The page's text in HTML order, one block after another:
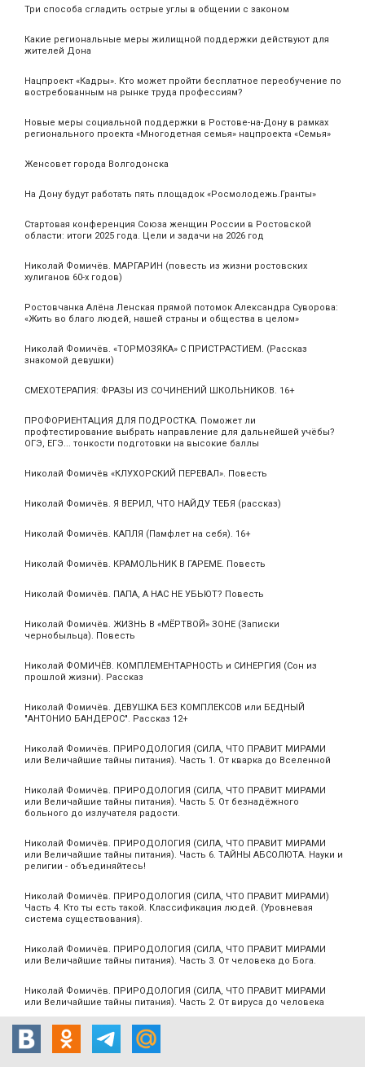
Три способа сгладить острые углы в общении с законом
Какие региональные меры жилищной поддержки действуют для
жителей Дона
Нацпроект «Кадры». Кто может пройти бесплатное переобучение по
востребованным на рынке труда профессиям?
Новые меры социальной поддержки в Ростове-на-Дону в рамках
регионального проекта «Многодетная семья» нацпроекта «Семья»
Женсовет города Волгодонска
На Дону будут работать пять площадок «Росмолодежь.Гранты»
Стартовая конференция Союза женщин России в Ростовской
области: итоги 2025 года. Цели и задачи на 2026 год
Николай Фомичёв. МАРГАРИН (повесть из жизни ростовских
хулиганов 60-х годов)
Ростовчанка Алёна Ленская прямой потомок Александра Суворова:
«Жить во благо людей, нашей страны и общества в целом»
Николай Фомичёв. «ТОРМОЗЯКА» С ПРИСТРАСТИЕМ. (Рассказ
знакомой девушки)
СМЕХОТЕРАПИЯ: ФРАЗЫ ИЗ СОЧИНЕНИЙ ШКОЛЬНИКОВ. 16+
ПРОФОРИЕНТАЦИЯ ДЛЯ ПОДРОСТКА. Поможет ли
профтестирование выбрать направление для дальнейшей учёбы?
ОГЭ, ЕГЭ... тонкости подготовки на высокие баллы
Николай Фомичёв «КЛУХОРСКИЙ ПЕРЕВАЛ». Повесть
Николай Фомичёв. Я ВЕРИЛ, ЧТО НАЙДУ ТЕБЯ (рассказ)
Николай Фомичёв. КАПЛЯ (Памфлет на себя). 16+
Николай Фомичёв. КРАМОЛЬНИК В ГАРЕМЕ. Повесть
Николай Фомичёв. ПАПА, А НАС НЕ УБЬЮТ? Повесть
Николай Фомичёв. ЖИЗНЬ В «МЁРТВОЙ» ЗОНЕ (Записки
чернобыльца). Повесть
Николай ФОМИЧЁВ. КОМПЛЕМЕНТАРНОСТЬ и СИНЕРГИЯ (Сон из
прошлой жизни). Рассказ
Николай Фомичёв. ДЕВУШКА БЕЗ КОМПЛЕКСОВ или БЕДНЫЙ
"АНТОНИО БАНДЕРОС". Рассказ 12+
Николай Фомичёв. ПРИРОДОЛОГИЯ (СИЛА, ЧТО ПРАВИТ МИРАМИ
или Величайшие тайны питания). Часть 1. От кварка до Вселенной
Николай Фомичёв. ПРИРОДОЛОГИЯ (СИЛА, ЧТО ПРАВИТ МИРАМИ
или Величайшие тайны питания). Часть 5. От безнадёжного
больного до излучателя радости.
Николай Фомичёв. ПРИРОДОЛОГИЯ (СИЛА, ЧТО ПРАВИТ МИРАМИ
или Величайшие тайны питания). Часть 6. ТАЙНЫ АБСОЛЮТА. Науки и
религии - объединяйтесь!
Николай Фомичёв. ПРИРОДОЛОГИЯ (СИЛА, ЧТО ПРАВИТ МИРАМИ)
Часть 4. Кто ты есть такой. Классификация людей. (Уровневая
система существования).
Николай Фомичёв. ПРИРОДОЛОГИЯ (СИЛА, ЧТО ПРАВИТ МИРАМИ
или Величайшие тайны питания). Часть 3. От человека до Бога.
Николай Фомичёв. ПРИРОДОЛОГИЯ (СИЛА, ЧТО ПРАВИТ МИРАМИ
или Величайшие тайны питания). Часть 2. От вируса до человека